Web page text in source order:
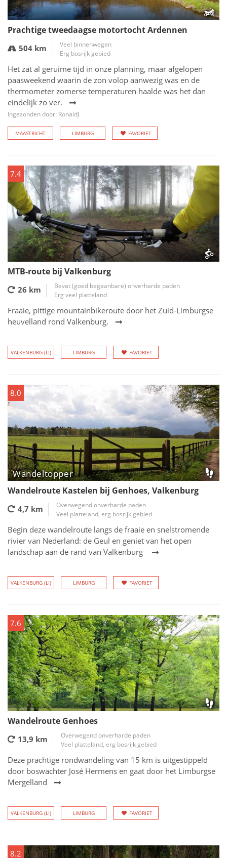
Prachtige tweedaagse motortocht Ardennen
504 km
Veel binnenwegen
Erg bosrijk gebied
Het zat al geruime tijd in onze planning, maar afgelopen
paasweekend waarin de zon volop aanwezig was en de
thermometer zomerse temperaturen haalde was het dan
eindelijk zo ver.
Ingezonden door: RonaldJ
MAASTRICHT LIMBURG FAVORIET
7.4
MTB-route bij Valkenburg
26 km
Bevat (goed begaanbare) onverharde paden
Erg veel platteland
Fraaie, pittige mountainbikeroute door het Zuid-Limburgse
heuvelland rond Valkenburg.
VALKENBURG (LI) LIMBURG FAVORIET
8.0
Wandeltopper
Wandelroute Kastelen bij Genhoes, Valkenburg
4,7 km
Overwegend onverharde paden
Veel platteland, erg bosrijk gebied
Begin deze wandelroute langs de fraaie en snelstromende
rivier van Nederland: de Geul en geniet van het open
landschap aan de rand van Valkenburg
VALKENBURG (LI) LIMBURG FAVORIET
7.6
Wandelroute Genhoes
13,9 km
Overwegend onverharde paden
Veel platteland, erg bosrijk gebied
Deze prachtige rondwandeling van 15 km is uitgestippeld
door boswachter José Hermens en gaat door het Limburgse
Mergelland
VALKENBURG (LI) LIMBURG FAVORIET
8.2